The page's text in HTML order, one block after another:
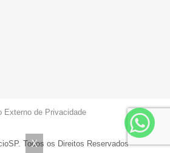
Externo de Privacidade
Todos os Direitos Reservados
X